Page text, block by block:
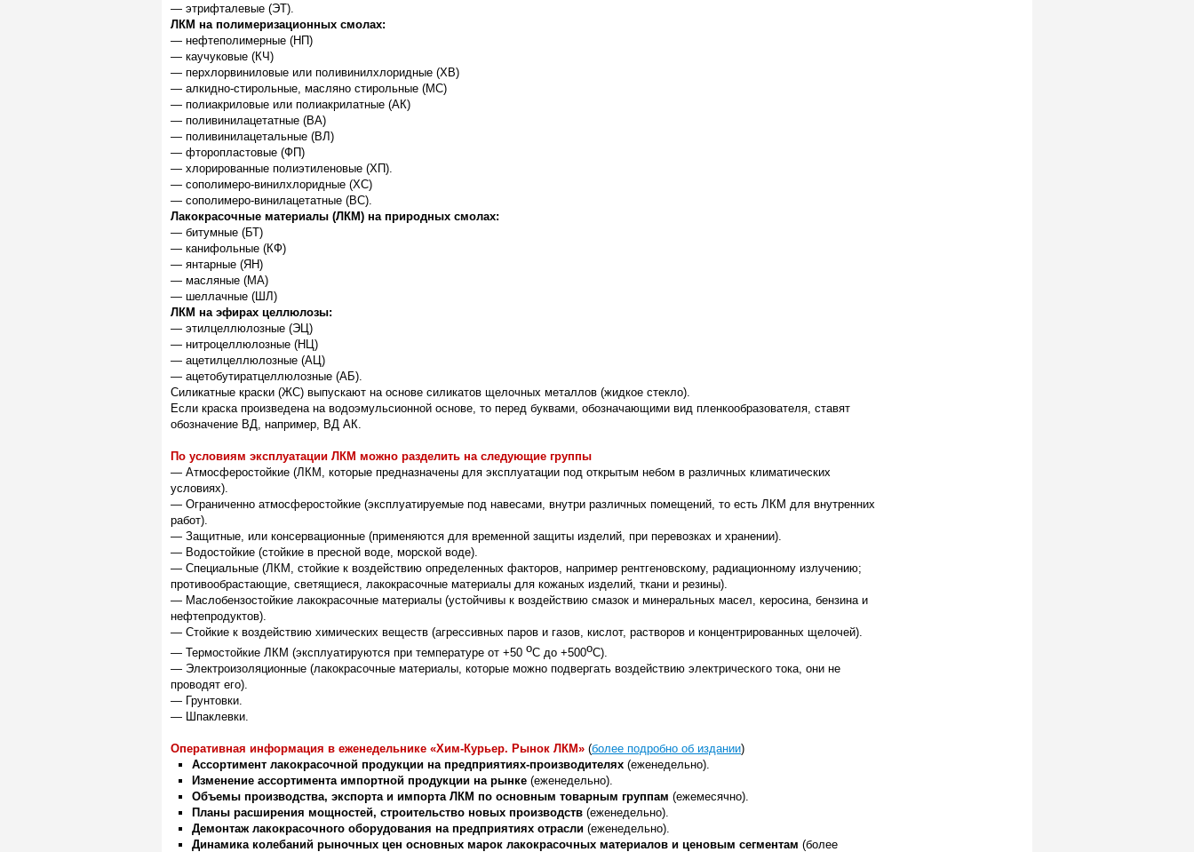
— этрифталевые (ЭТ).
ЛКМ на полимеризационных смолах:
— нефтеполимерные (НП)
— каучуковые (КЧ)
— перхлорвиниловые или поливинилхлоридные (ХВ)
— алкидно-стирольные, масляно стирольные (МС)
— полиакриловые или полиакрилатные (АК)
— поливинилацетатные (ВА)
— поливинилацетальные (ВЛ)
— фторопластовые (ФП)
— хлорированные полиэтиленовые (ХП).
— сополимеро-винилхлоридные (ХС)
— сополимеро-винилацетатные (ВС).
Лакокрасочные материалы (ЛКМ) на природных смолах:
— битумные (БТ)
— канифольные (КФ)
— янтарные (ЯН)
— масляные (МА)
— шеллачные (ШЛ)
ЛКМ на эфирах целлюлозы:
— этилцеллюлозные (ЭЦ)
— нитроцеллюлозные (НЦ)
— ацетилцеллюлозные (АЦ)
— ацетобутиратцеллюлозные (АБ).
Силикатные краски (ЖС) выпускают на основе силикатов щелочных металлов (жидкое стекло).
Если краска произведена на водоэмульсионной основе, то перед буквами, обозначающими вид пленкообразователя, ставят
обозначение ВД, например, ВД АК.
По условиям эксплуатации ЛКМ можно разделить на следующие группы
— Атмосферостойкие (ЛКМ, которые предназначены для эксплуатации под открытым небом в различных климатических
условиях).
— Ограниченно атмосферостойкие (эксплуатируемые под навесами, внутри различных помещений, то есть ЛКМ для внутренних
работ).
— Защитные, или консервационные (применяются для временной защиты изделий, при перевозках и хранении).
— Водостойкие (стойкие в пресной воде, морской воде).
— Специальные (ЛКМ, стойкие к воздействию определенных факторов, например рентгеновскому, радиационному излучению;
противообрастающие, светящиеся, лакокрасочные материалы для кожаных изделий, ткани и резины).
— Маслобензостойкие лакокрасочные материалы (устойчивы к воздействию смазок и минеральных масел, керосина, бензина и
нефтепродуктов).
— Стойкие к воздействию химических веществ (агрессивных паров и газов, кислот, растворов и концентрированных щелочей).
— Термостойкие ЛКМ (эксплуатируются при температуре от +50 оС до +500оС).
— Электроизоляционные (лакокрасочные материалы, которые можно подвергать воздействию электрического тока, они не
проводят его).
— Грунтовки.
— Шпаклевки.
Оперативная информация в еженедельнике «Хим-Курьер. Рынок ЛКМ» (более подробно об издании)
Ассортимент лакокрасочной продукции на предприятиях-производителях (еженедельно).
Изменение ассортимента импортной продукции на рынке (еженедельно).
Объемы производства, экспорта и импорта ЛКМ по основным товарным группам (ежемесячно).
Планы расширения мощностей, строительство новых производств (еженедельно).
Демонтаж лакокрасочного оборудования на предприятиях отрасли (еженедельно).
Динамика колебаний рыночных цен основных марок лакокрасочных материалов и ценовым сегментам (более